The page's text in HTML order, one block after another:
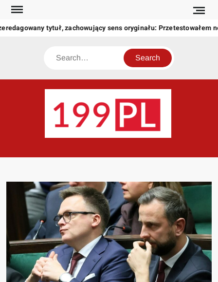
Skip
content
tytuł, zachowujący sens oryginału: Przetestowałem
Search
świat